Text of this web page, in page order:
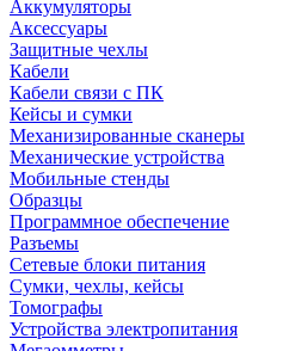
Аккумуляторы
Аксессуары
Защитные чехлы
Кабели
Кабели связи с ПК
Кейсы и сумки
Механизированные сканеры
Механические устройства
Мобильные стенды
Образцы
Программное обеспечение
Разъемы
Сетевые блоки питания
Сумки, чехлы, кейсы
Томографы
Устройства электропитания